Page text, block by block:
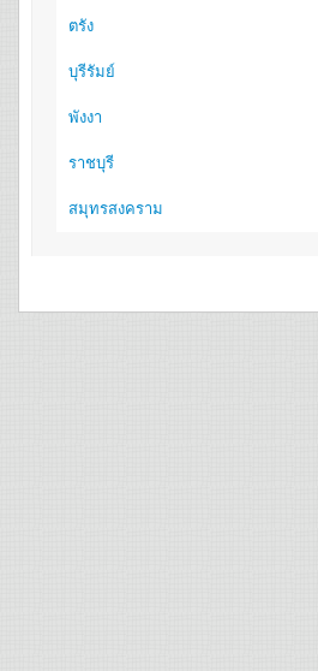
ตรัง
บุรีรัมย์
พังงา
ราชบุรี
สมุทรสงคราม